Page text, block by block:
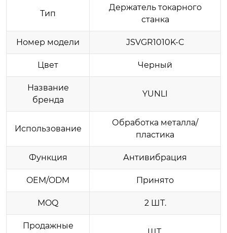
Тип
Держатель токарного
станка
Номер модели JSVGR1010K-C
Цвет Черный
Название
бренда
YUNLI
Использование
Обработка металла/
пластика
Функция Антивибрация
OEM/ODM Принято
MOQ 2 ШТ.
Продажные